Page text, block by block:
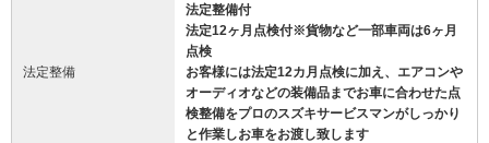
法定整備
法定整備付
法定12ヶ月点検付※貨物など一部車両は6ヶ月
点検
お客様には法定12カ月点検に加え、エアコンや
オーディオなどの装備品までお車に合わせた点
検整備をプロのスズキサービスマンがしっかり
と作業しお車をお渡し致します